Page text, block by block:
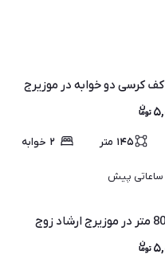
کرسی دو خوابه در موزیرج
۱۴۵ متر ۲ خوابه
ساعاتی پیش